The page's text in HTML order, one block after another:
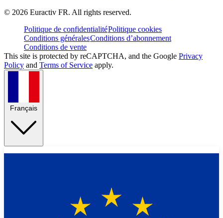
© 2026 Euractiv FR. All rights reserved.
Politique de confidentialitéPolitique cookies
Conditions généralesConditions d’abonnement
Conditions de vente
This site is protected by reCAPTCHA, and the Google Privacy
Policy and Terms of Service apply.
Français